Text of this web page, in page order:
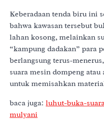
Keberadaan tenda biru ini
bahwa kawasan tersebut
lahan kosong, melainkan
“kampung dadakan” para
berlangsung terus-
suara mesin dompeng
untuk memisahkan
baca juga: luhut-buka-
mulyani